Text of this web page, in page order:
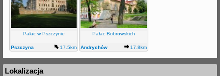
Pałac w Pszczynie
Pszczyna 17.5km
Pałac Bobrowskich
Andrychów 17.8km
Lokalizacja